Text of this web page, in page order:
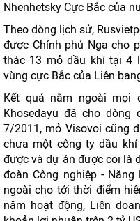
Nhenhetsky Cực Bắc của
Theo dòng lịch sử,
được Chính phủ Nga cho
thác 13 mỏ dầu khí tại 4
vùng cực Bắc của Liên
Kết quả nằm ngoài mọi
Khosedayu đã cho dòng
7/2011, mỏ Visovoi cũng
chưa một công ty dầu
được và dự án được coi là
đoàn Công nghiệp -
ngoài cho tới thời điểm
năm hoạt động, Liên